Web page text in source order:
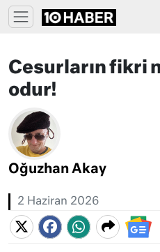
Cesurların fikri
odur!
Oğuzhan Akay
2 Haziran 2026